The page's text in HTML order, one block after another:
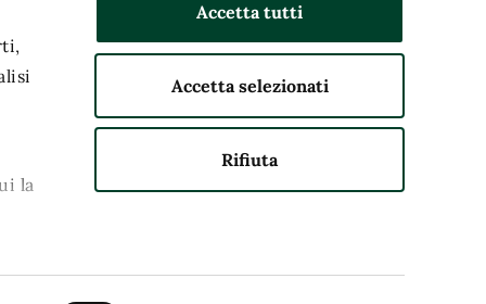
la
Accetta tutti
Accetta selezionati
Rifiuta